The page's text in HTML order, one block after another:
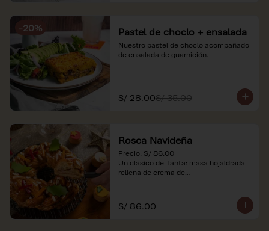
-20% Pastel de choclo + ensalada
Nuestro pastel de choclo acompañado
de ensalada de guarnición.
S/ 28.00S/ 35.00
Rosca Navideña
Precio: S/ 86.00
Un clásico de Tanta: masa hojaldrada
rellena de crema de
*Nuestros precios están expresados en
soles e incluyen impuestos de ley y
S/ 86.00